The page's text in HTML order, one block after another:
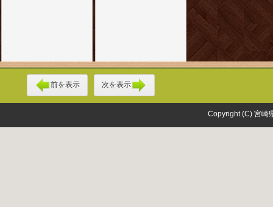
前を表示 次を表示
Copyright (C) 宮崎